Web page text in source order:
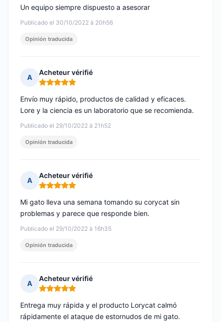
Publicado el 30/10/2022 à 20h56
Un equipo siempre dispuesto a asesorar
Opinión traducida
A
Acheteur vérifié
Nota: 5 de 5
Publicado el 29/10/2022 à 21h52
Envío muy rápido, productos de calidad y eficaces.
Lore y la ciencia es un laboratorio que se recomienda.
Opinión traducida
A
Acheteur vérifié
Nota: 5 de 5
Publicado el 29/10/2022 à 16h35
Mi gato lleva una semana tomando su corycat sin
problemas y parece que responde bien.
Opinión traducida
A
Acheteur vérifié
Nota: 5 de 5
Entrega muy rápida y el producto Lorycat calmó
rápidamente el ataque de estornudos de mi gato.